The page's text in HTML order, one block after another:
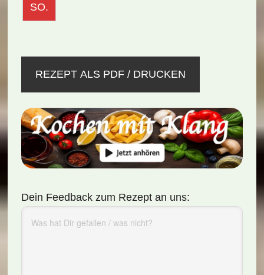
SO.
REZEPT ALS PDF / DRUCKEN
Dein Feedback zum Rezept an uns: